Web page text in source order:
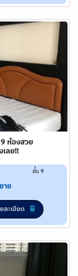
ห้องสวย
ลย!!
ชั้น 9
าย
ละเอียด